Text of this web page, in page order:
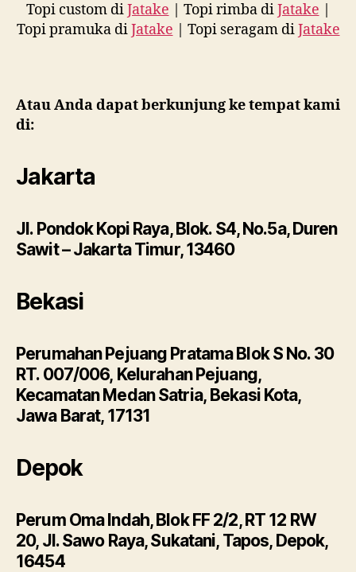
Topi custom diJatake | Topi rimba diJatake
Topi pramuka diJatake | Topi seragam diJatake
Atau Anda dapat berkunjung ke tempat kami
di:
Jakarta
Jl. Pondok Kopi Raya, Blok. S4, No.5a, Duren
Sawit – Jakarta Timur, 13460
Bekasi
Perumahan Pejuang Pratama Blok S No. 30
RT. 007/006, Kelurahan Pejuang,
Kecamatan Medan Satria, Bekasi Kota,
Jawa Barat, 17131
Depok
Perum Oma Indah, Blok FF 2/2, RT 12 RW
20, Jl. Sawo Raya, Sukatani, Tapos, Depok,
16454